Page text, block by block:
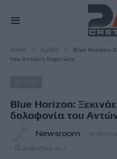
Home Άρθρα
Blue Horizon:
του Αντώνη Καργιώτη
Blue Horizon:
δολοφονία του
Newsroom 20
Διαβάζεται σε 1'